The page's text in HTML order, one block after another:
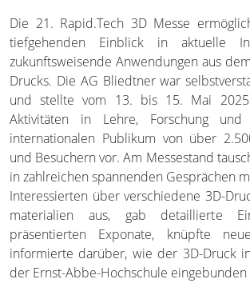
Die 21. Rapid.Tech 3D Messe
tiefgehenden Einblick in aktuelle
zukunftsweisende Anwendungen aus
Drucks. Die AG Bliedtner war
und stellte vom 13. bis 15. Mai
Aktivitäten in Lehre, Forschung und
internationalen Publikum von über
und Besuchern vor. Am Messestand
in zahlreichen spannenden Gesprächen
Interessierten über verschiedene 3D-
materialien aus, gab detaillierte
präsentierten Exponate, knüpfte
informierte darüber, wie der 3D-Druck
der Ernst-Abbe-Hochschule eingebunden